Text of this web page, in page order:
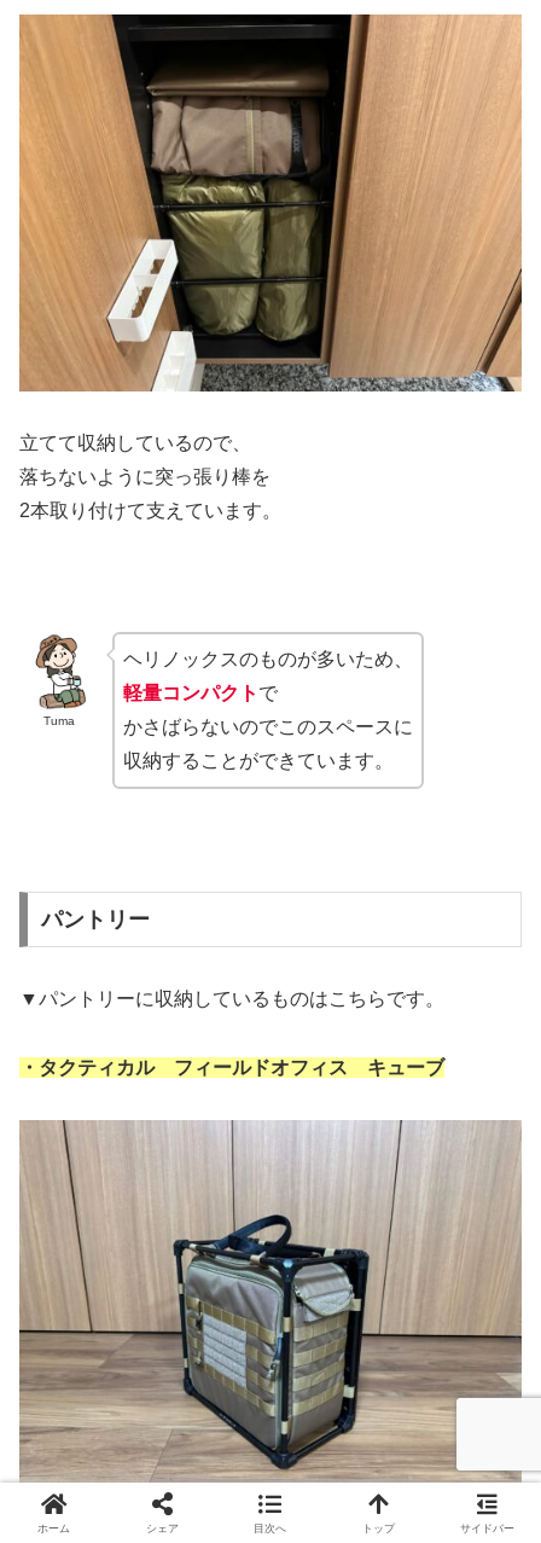
立てて収納しているので、
落ちないように突っ張り棒を
2本取り付けて支えています。
Tuma
ヘリノックスのものが多いため、
軽量コンパクト で
かさばらないのでこのスペースに
収納することができています。
パントリー
▼パントリーに収納しているものはこちらです。
・タクティカル フィールドオフィス キューブ
ホーム シェア 目次へ トップ サイドバー